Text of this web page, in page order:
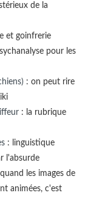
de la
et goinfrerie
pour les
: on peut rire
: la rubrique
: linguistique
l'absurde
les images de
animées, c'est